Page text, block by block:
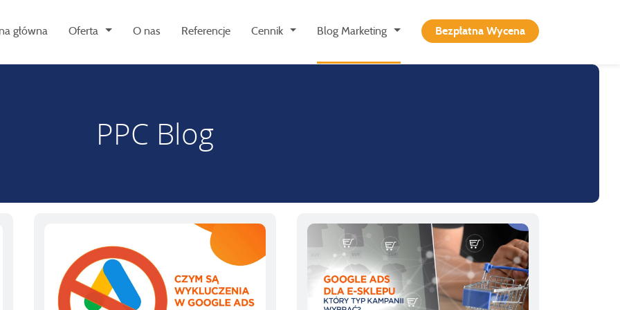
główna Oferta O nas Referencje Cennik Blog Marketing Bezpłatna Wycena
PPC Blog